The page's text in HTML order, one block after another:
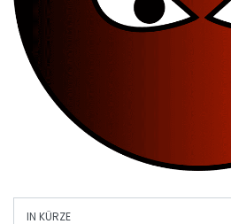
IN KÜRZE